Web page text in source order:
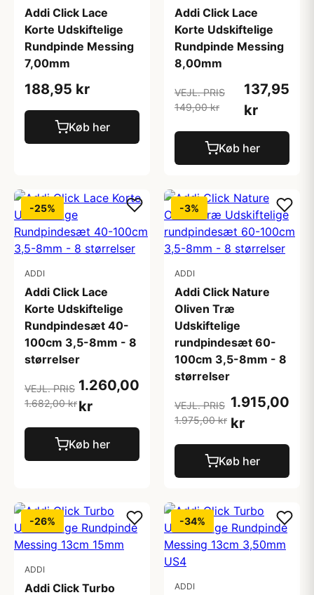
Addi Click Lace
Korte Udskiftelige
Rundpinde Messing
7,00mm
188,95 kr
Køb her
Addi Click Lace
Korte Udskiftelige
Rundpinde Messing
8,00mm
VEJL. PRIS
149,00 kr
137,95
kr
Køb her
-25%
ADDI
Addi Click Lace
Korte Udskiftelige
Rundpindesæt 40-
100cm 3,5-8mm - 8
størrelser
VEJL. PRIS
1.682,00 kr
1.260,00
kr
Køb her
-3%
ADDI
Addi Click Nature
Oliven Træ
Udskiftelige
rundpindesæt 60-
100cm 3,5-8mm - 8
størrelser
VEJL. PRIS
1.975,00 kr
1.915,00
kr
Køb her
-26%
ADDI
Addi Click Turbo
-34%
ADDI